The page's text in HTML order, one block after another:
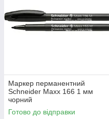
Маркер перманентний
Schneider Maxx 166 1 мм
чорний
Готово до відправки